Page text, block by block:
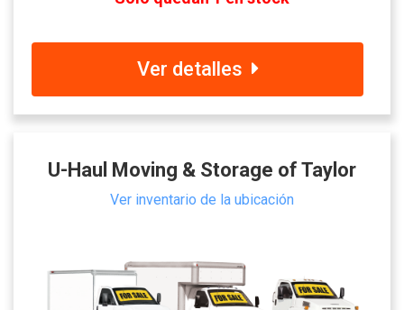
Ver detalles
U-Haul Moving & Storage of Taylor
Ver inventario de la ubicación